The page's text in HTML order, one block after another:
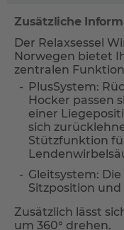
Zusätzliche
Der Relaxsessel
Norwegen bietet
zentralen
PlusSystem:
Hocker passen
einer
sich
Stützfunktion
Gleitsystem:
Sitzposition
Zusätzlich lässt
um 360° drehen.